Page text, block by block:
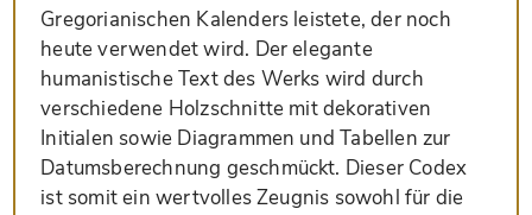
Gregorianischen Kalenders leistete, der noch
heute verwendet wird. Der elegante
humanistische Text des Werks wird durch
verschiedene Holzschnitte mit dekorativen
Initialen sowie Diagrammen und Tabellen zur
Datumsberechnung geschmückt. Dieser Codex
ist somit ein wertvolles Zeugnis sowohl für die